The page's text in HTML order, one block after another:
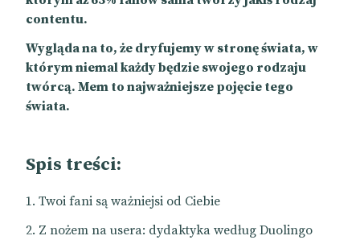
contentu.
Wygląda na to, że dryfujemy w stronę świata, w
którym niemal każdy będzie swojego rodzaju
twórcą. Mem to najważniejsze pojęcie tego
świata.
Spis treści:
Twoi fani są ważniejsi od Ciebie
Z nożem na usera: dydaktyka według Duolingo